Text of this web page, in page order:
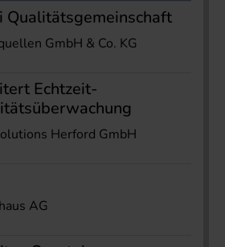
Qualitätsgemeinschaft
GmbH & Co. KG
Echtzeit-
Herford GmbH
AG